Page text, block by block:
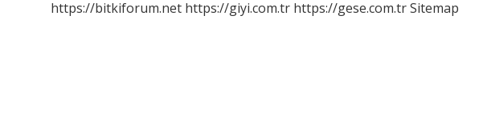
https://bitkiforum.net https://giyi.com.tr https://gese.com.trSitemap